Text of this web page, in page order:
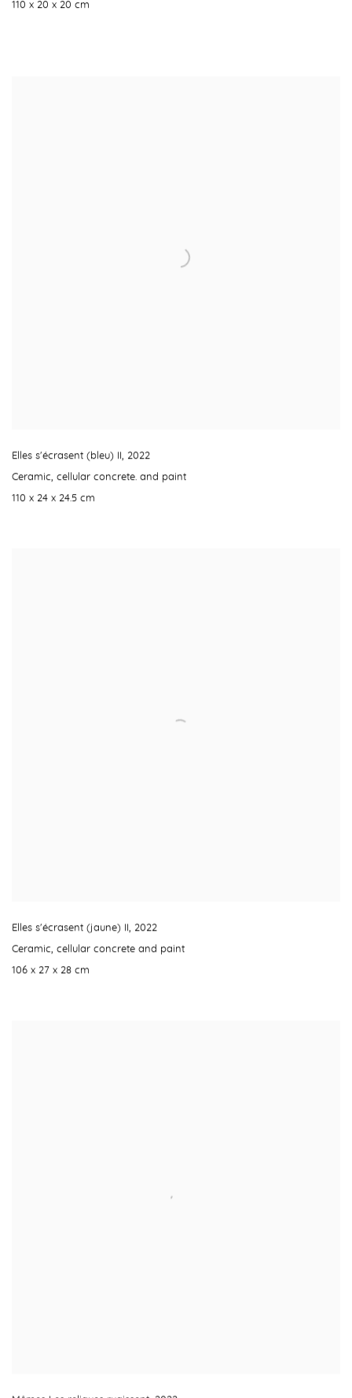
110 x 20 x 20 cm
Elles s'écrasent (bleu) II, 2022
Ceramic, cellular concrete. and paint
110 x 24 x 24.5 cm
Elles s'écrasent (jaune) II, 2022
Ceramic, cellular concrete and paint
106 x 27 x 28 cm